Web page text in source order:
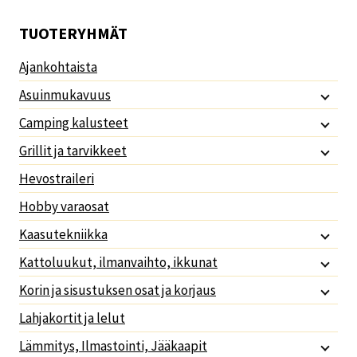
TUOTERYHMÄT
Ajankohtaista
Asuinmukavuus
Camping kalusteet
Grillit ja tarvikkeet
Hevostraileri
Hobby varaosat
Kaasutekniikka
Kattoluukut, ilmanvaihto, ikkunat
Korin ja sisustuksen osat ja korjaus
Lahjakortit ja lelut
Lämmitys, Ilmastointi, Jääkaapit